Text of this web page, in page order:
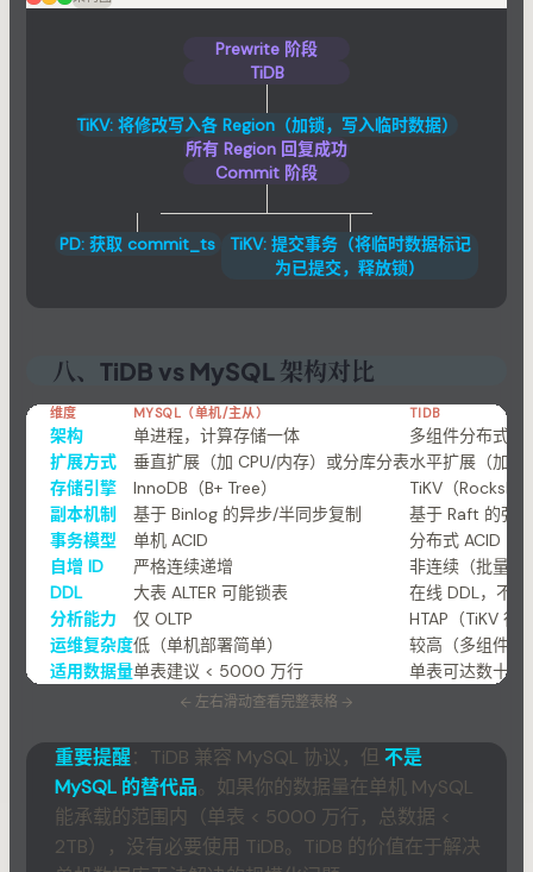
Prewrite 阶段
TiDB
TiKV: 将修改写入各 Region（加锁，写入临时数据）
所有 Region 回复成功
Commit 阶段
PD: 获取 commit_ts
TiKV: 提交事务（将临时数据标记
为已提交，释放锁）
八、TiDB vs MySQL 架构对比
维度 MYSQL（单机/主从） TIDB
架构 单进程，计算存储一体
多组件分布式，
扩展方式
垂直扩展（加 CPU/内存）或分库分表水平扩展（加节
存储引擎
InnoDB（B+ Tree）
TiKV（
副本机制
基于 Binlog 的异步/半同步复制
基于 Raft 的强
事务模型
单机 ACID
分布式 ACID（
自增 ID
严格连续递增
非连续（批量缓
DDL
大表 ALTER 可能锁表
在线 DDL，不
分析能力
仅 OLTP
HTAP（TiKV 行
运维复杂度低（单机部署简单）
较高（多组件协
适用数据量单表建议 < 5000 万行 单表可达数十亿
← 左右滑动查看完整表格 →
重要提醒：TiDB 兼容 MySQL 协议，但 不是
MySQL 的替代品。如果你的数据量在单机 MySQL
能承载的范围内（单表 < 5000 万行，总数据 <
2TB），没有必要使用 TiDB。TiDB 的价值在于解决